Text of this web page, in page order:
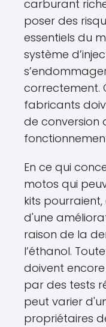
carburant
poser des
essentiels du
système
s’endommager
correctement.
fabricants
de
En ce qui
motos qui
kits
d'une
raison de la
l’éthanol.
doivent
par des tests
peut varier
propriétaires